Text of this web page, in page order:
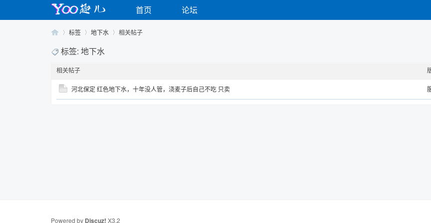
首页 论坛
Yo›
标签 地下水 相关帖子
标签: 地下水
相关帖子
河北保定 红色地下水，十年没人管，浇麦子后自己不吃 只卖
Powered by Discuz! X3.2